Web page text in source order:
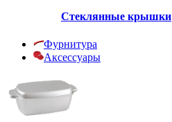
Стеклянные крышки
Фурнитура
Аксессуары